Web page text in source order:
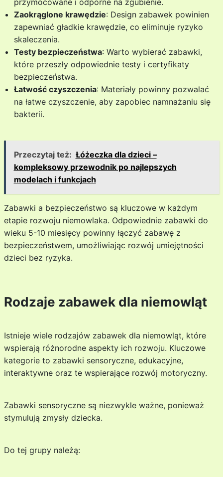
przymocowane i odporne na zgubienie.
Zaokrąglone krawędzie: Design zabawek powinien
zapewniać gładkie krawędzie, co eliminuje ryzyko
skaleczenia.
Testy bezpieczeństwa: Warto wybierać zabawki,
które przeszły odpowiednie testy i certyfikaty
bezpieczeństwa.
Łatwość czyszczenia: Materiały powinny pozwalać
na łatwe czyszczenie, aby zapobiec namnażaniu się
bakterii.
Przeczytaj też: Łóżeczka dla dzieci –
kompleksowy przewodnik po najlepszych
modelach i funkcjach
Zabawki a bezpieczeństwo są kluczowe w każdym
etapie rozwoju niemowlaka. Odpowiednie zabawki do
wieku 5-10 miesięcy powinny łączyć zabawę z
bezpieczeństwem, umożliwiając rozwój umiejętności
dzieci bez ryzyka.
Rodzaje zabawek dla niemowląt
Istnieje wiele rodzajów zabawek dla niemowląt, które
wspierają różnorodne aspekty ich rozwoju. Kluczowe
kategorie to zabawki sensoryczne, edukacyjne,
interaktywne oraz te wspierające rozwój motoryczny.
Zabawki sensoryczne są niezwykle ważne, ponieważ
stymulują zmysły dziecka.
Do tej grupy należą: